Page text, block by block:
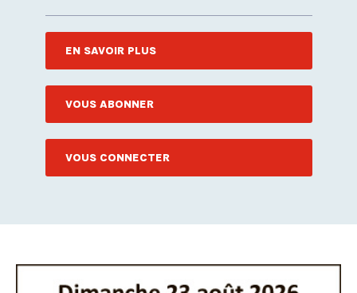
EN SAVOIR PLUS
VOUS ABONNER
VOUS CONNECTER